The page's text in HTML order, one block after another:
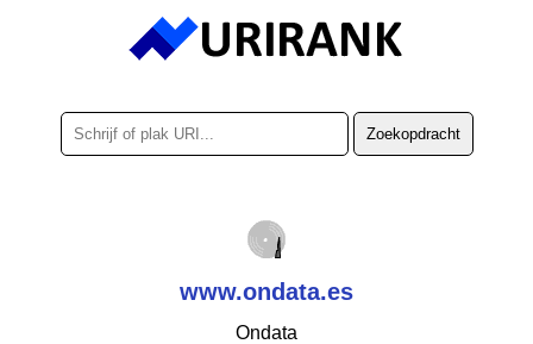
www.ondata.es
Ondata